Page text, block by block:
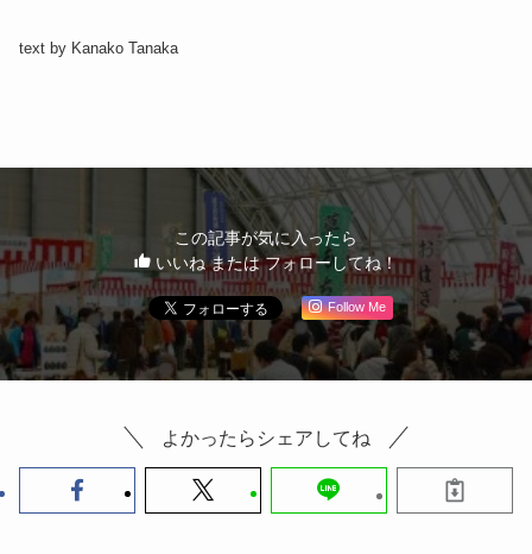
text by Kanako Tanaka
この記事が気に入ったら
いいね または フォローしてね！
Follow Me
よかったらシェアしてね